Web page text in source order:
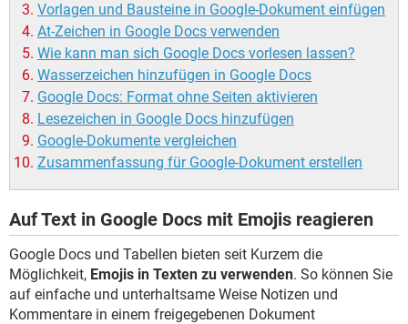
Vorlagen und Bausteine in Google-Dokument einfügen
At-Zeichen in Google Docs verwenden
Wie kann man sich Google Docs vorlesen lassen?
Wasserzeichen hinzufügen in Google Docs
Google Docs: Format ohne Seiten aktivieren
Lesezeichen in Google Docs hinzufügen
Google-Dokumente vergleichen
Zusammenfassung für Google-Dokument erstellen
Auf Text in Google Docs mit Emojis reagieren
Google Docs und Tabellen bieten seit Kurzem die
Möglichkeit, Emojis in Texten zu verwenden. So können Sie
auf einfache und unterhaltsame Weise Notizen und
Kommentare in einem freigegebenen Dokument